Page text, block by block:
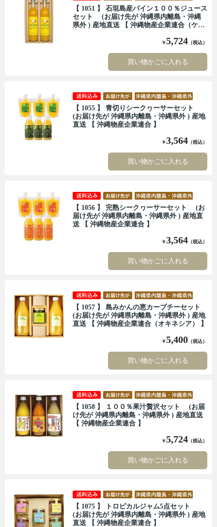
【 1051 】 石垣島産パイン１００％ジュース
セット (お届け先が 沖縄県内離島・沖縄
県外 ) 産地直送 【 沖縄物産企業連合（ケレ
￥5,724 （税込）
買い物かごに入れる
【 1055 】 青切りシークヮーサーセット
(お届け先が 沖縄県内離島・沖縄県外 ) 産地
直送 【 沖縄物産企業連合 】
￥3,564 （税込）
買い物かごに入れる
【 1056 】 完熟シークヮーサーセット (お
届け先が 沖縄県内離島・沖縄県外 ) 産地直
送 【 沖縄物産企業連合 】
￥3,564 （税込）
買い物かごに入れる
【 1057 】 島みかんの恵カーブチーセット
(お届け先が 沖縄県内離島・沖縄県外 ) 産地
直送 【 沖縄物産企業連合（オキネシア） 】
￥5,400 （税込）
買い物かごに入れる
【 1058 】 １００％果汁贅沢セット (お届
け先が 沖縄県内離島・沖縄県外 ) 産地直送
【 沖縄物産企業連合 】
￥5,724 （税込）
買い物かごに入れる
【 1075 】 トロピカルジャム5点セット
(お届け先が 沖縄県内離島・沖縄県外 ) 産地
直送 【 沖縄物産企業連合 】